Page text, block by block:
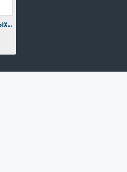
Комплект для откатных ворот ALUTECH до 450кг., балка 6м.